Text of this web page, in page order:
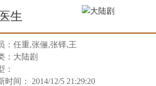
生
：任重,张俪,张铎,王
：大陆剧
：
时间： 2014/12/5 21:29:20